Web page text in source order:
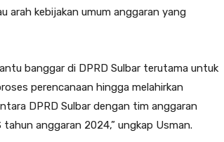
arah kebijakan umum anggaran yang
banggar di DPRD Sulbar terutama untuk
perencanaan hingga melahirkan
DPRD Sulbar dengan tim anggaran
anggaran 2024,” ungkap Usman.